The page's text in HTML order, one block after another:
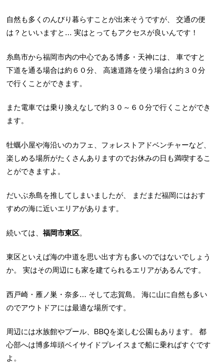
自然も多くのんびり暮らすことが出来そうですが、
交通の便
は？といいますと… 実はとってもアクセスが良いんです！
糸島市から福岡市内の中心である博多・天神には、
車ですと
下道を通る場合は約６０分、
高速道路を使う場合は約３０分
で行くことができます。
また電車では乗り換えなしで約３０～６０分で行くことができ
ます。
牡蠣小屋や海沿いのカフェ、フォレストアドベンチャーなど、
楽しめる場所がたくさんありますのでお休みの日も満喫するこ
とができますよ。
だいぶ糸島を推してしまいましたが、
まだまだ福岡にはおす
すめの海に近いエリアがあります。
続いては、福岡市東区。
東区といえば海の中道を思い出す方も多いのではないでしょう
か。
実はその周辺にも家を建てられるエリアがあるんです。
西戸崎・雁ノ巣・奈多… そして志賀島。
海に山に自然も多い
のでアウトドアには最適な場所です。
周辺には水族館やプール、BBQを楽しむ公園もあります。
都
心部へは博多埠頭ベイサイドプレイスまで船に乗ればすぐです
よ。